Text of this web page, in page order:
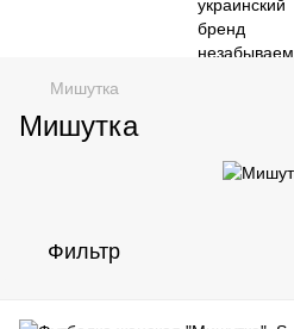
Мишутка
Мишутка
Фильтр